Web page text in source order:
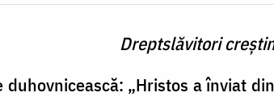
Dreptslăvitori
„Hristos a înviat